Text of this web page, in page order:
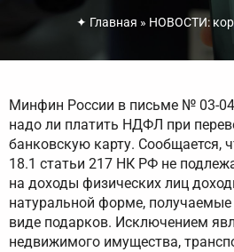
✦ Главная » НОВОСТИ:
Минфин России в письме № 03-
надо ли платить НДФЛ при
банковскую карту. Сообщается,
18.1 статьи 217 НК РФ не
на доходы физических лиц
натуральной форме,
виде подарков. Исключением
недвижимого имущества,